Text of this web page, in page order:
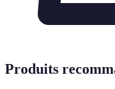
Produits